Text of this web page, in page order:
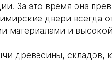
За это время она
двери всегда
материалами и
древесины,